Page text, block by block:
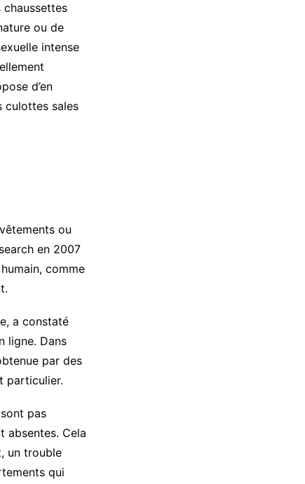
chaussettes
ou de
intense
d’en
culottes sales
ou
en 2007
comme
a constaté
ligne. Dans
par des
particulier.
pas
absentes. Cela
un trouble
qui